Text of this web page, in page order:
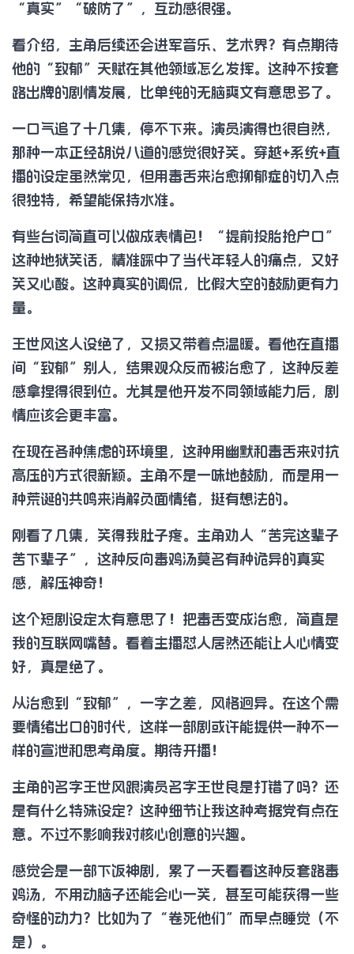
“真实”“破防了”，互动感很强。
看介绍，主角后续还会进军音乐、艺术界？有点期待
他的“致郁”天赋在其他领域怎么发挥。这种不按套
路出牌的剧情发展，比单纯的无脑爽文有意思多了。
一口气追了十几集，停不下来。演员演得也很自然，
那种一本正经胡说八道的感觉很好笑。穿越+系统+直
播的设定虽然常见，但用毒舌来治愈抑郁症的切入点
很独特，希望能保持水准。
有些台词简直可以做成表情包！“提前投胎抢户口”
这种地狱笑话，精准踩中了当代年轻人的痛点，又好
笑又心酸。这种真实的调侃，比假大空的鼓励更有力
量。
王世风这人设绝了，又损又带着点温暖。看他在直播
间“致郁”别人，结果观众反而被治愈了，这种反差
感拿捏得很到位。尤其是他开发不同领域能力后，剧
情应该会更丰富。
在现在各种焦虑的环境里，这种用幽默和毒舌来对抗
高压的方式很新颖。主角不是一味地鼓励，而是用一
种荒诞的共鸣来消解负面情绪，挺有想法的。
刚看了几集，笑得我肚子疼。主角劝人“苦完这辈子
苦下辈子”，这种反向毒鸡汤莫名有种诡异的真实
感，解压神奇！
这个短剧设定太有意思了！把毒舌变成治愈，简直是
我的互联网嘴替。看着主播怼人居然还能让人心情变
好，真是绝了。
从治愈到“致郁”，一字之差，风格迥异。在这个需
要情绪出口的时代，这样一部剧或许能提供一种不一
样的宣泄和思考角度。期待开播！
主角的名字王世风跟演员名字王世良是打错了吗？还
是有什么特殊设定？这种细节让我这种考据党有点在
意。不过不影响我对核心创意的兴趣。
感觉会是一部下饭神剧，累了一天看看这种反套路毒
鸡汤，不用动脑子还能会心一笑，甚至可能获得一些
奇怪的动力？比如为了“卷死他们”而早点睡觉（不
是）。